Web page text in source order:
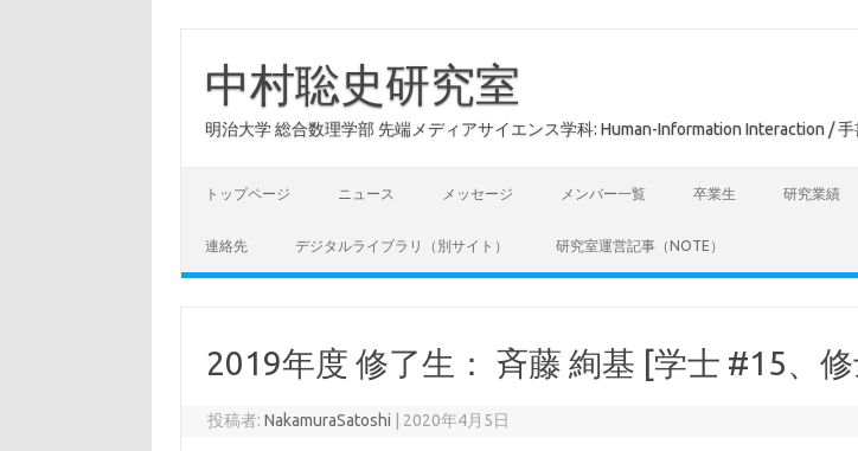
中村聡史研究室
明治大学 総合数理学部 先端メディアサイエンス学科: Human-Information Interaction /
トップページ ニュース メッセージ メンバー一覧 卒業生 研究業績
連絡先 デジタルライブラリ（別サイト） 研究室運営記事（NOTE）
2019年度 修了生： 斉藤 絢基 [学士 #15、
投稿者:NakamuraSatoshi 2020年4月5日